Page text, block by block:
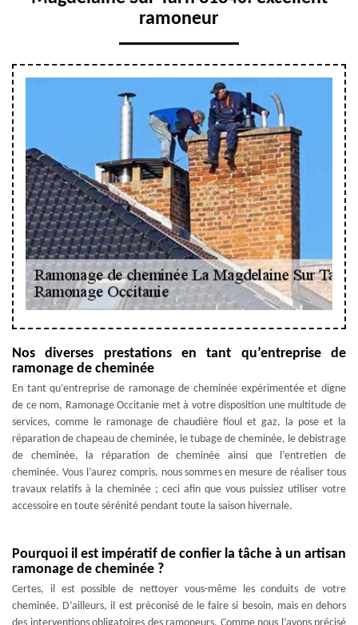
ramoneur
Nos diverses prestations en tant qu’entreprise de
ramonage de cheminée
En tant qu’entreprise de ramonage de cheminée expérimentée et digne
de ce nom, Ramonage Occitanie met à votre disposition une multitude de
services, comme le ramonage de chaudière fioul et gaz, la pose et la
réparation de chapeau de cheminée, le tubage de cheminée, le debistrage
de cheminée, la réparation de cheminée ainsi que l’entretien de
cheminée. Vous l’aurez compris, nous sommes en mesure de réaliser tous
travaux relatifs à la cheminée ; ceci afin que vous puissiez utiliser votre
accessoire en toute sérénité pendant toute la saison hivernale.
Pourquoi il est impératif de confier la tâche à un artisan
ramonage de cheminée ?
Certes, il est possible de nettoyer vous-même les conduits de votre
cheminée. D’ailleurs, il est préconisé de le faire si besoin, mais en dehors